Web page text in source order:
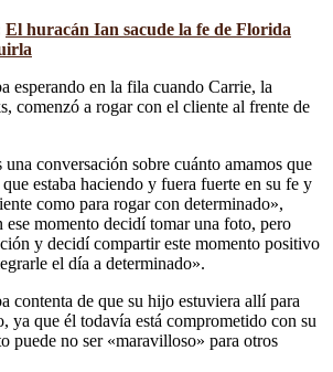
El huracán Ian sacude la fe de Florida
esperando en la fila cuando Carrie, la
comenzó a rogar con el cliente al frente de
conversación sobre cuánto amamos que
estaba haciendo y fuera fuerte en su fe y
como para rogar con determinado»,
momento decidí tomar una foto, pero
y decidí compartir este momento positivo
el día a determinado».
contenta de que su hijo estuviera allí para
ya que él todavía está comprometido con su
puede no ser «maravilloso» para otros